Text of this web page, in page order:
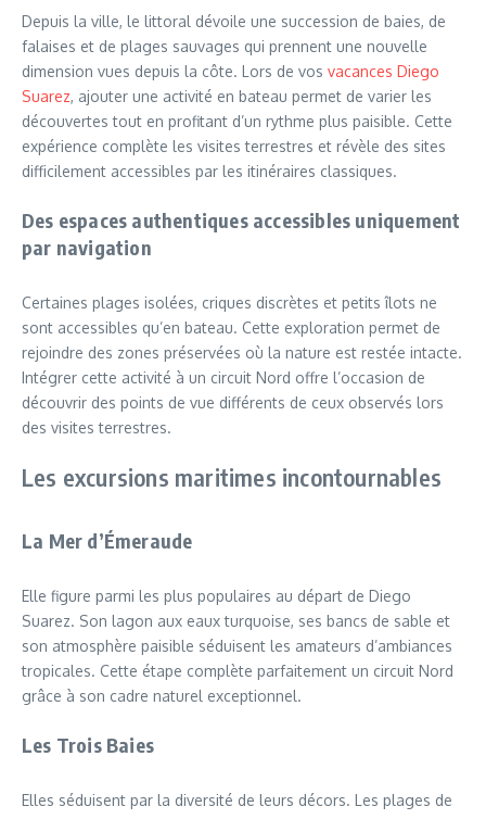
Depuis la ville, le littoral dévoile une succession de baies, de
falaises et de plages sauvages qui prennent une nouvelle
dimension vues depuis la côte. Lors de vos vacances Diego
Suarez, ajouter une activité en bateau permet de varier les
découvertes tout en profitant d’un rythme plus paisible. Cette
expérience complète les visites terrestres et révèle des sites
difficilement accessibles par les itinéraires classiques.
Des espaces authentiques accessibles uniquement
par navigation
Certaines plages isolées, criques discrètes et petits îlots ne
sont accessibles qu’en bateau. Cette exploration permet de
rejoindre des zones préservées où la nature est restée intacte.
Intégrer cette activité à un circuit Nord offre l’occasion de
découvrir des points de vue différents de ceux observés lors
des visites terrestres.
Les excursions maritimes incontournables
La Mer d’Émeraude
Elle figure parmi les plus populaires au départ de Diego
Suarez. Son lagon aux eaux turquoise, ses bancs de sable et
son atmosphère paisible séduisent les amateurs d’ambiances
tropicales. Cette étape complète parfaitement un circuit Nord
grâce à son cadre naturel exceptionnel.
Les Trois Baies
Elles séduisent par la diversité de leurs décors. Les plages de